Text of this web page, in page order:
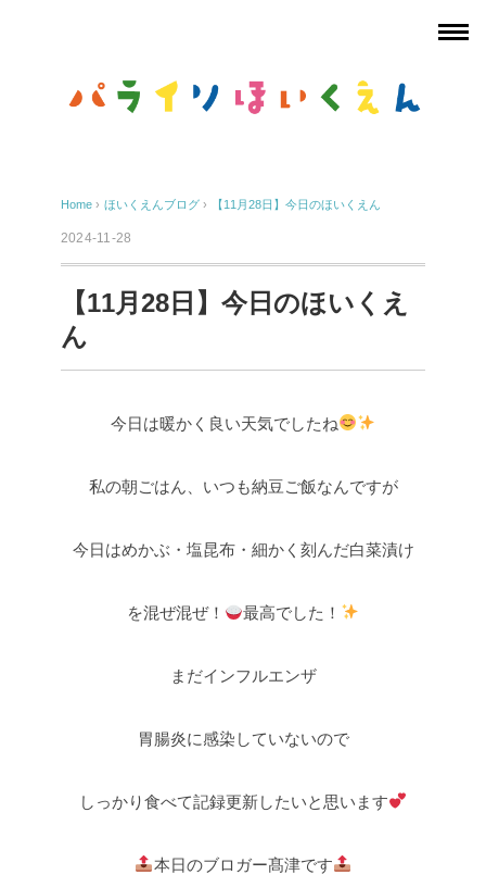
Home › ほいくえんブログ › 【11月28日】今日のほいくえん
2024-11-28
【11月28日】今日のほいくえ
ん
今日は暖かく良い天気でしたね
私の朝ごはん、いつも納豆ご飯なんですが
今日はめかぶ・塩昆布・細かく刻んだ白菜漬け
を混ぜ混ぜ！ 最高でした！
まだインフルエンザ
胃腸炎に感染していないので
しっかり食べて記録更新したいと思います
本日のブロガー髙津です